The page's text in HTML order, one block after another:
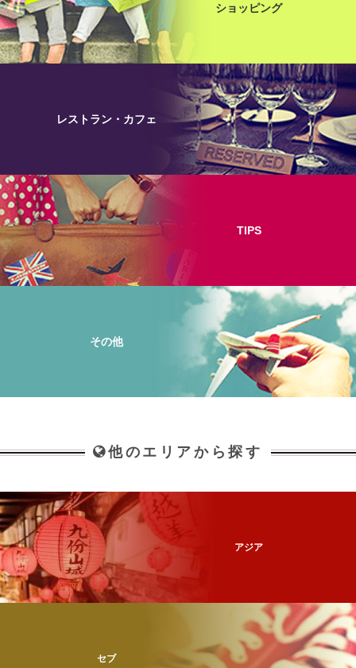
ショッピング
レストラン・カフェ
TIPS
その他
他のエリアから探す
アジア
セブ